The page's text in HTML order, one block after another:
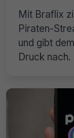
Mit Braflix
Piraten-
und gibt
Druck nach.